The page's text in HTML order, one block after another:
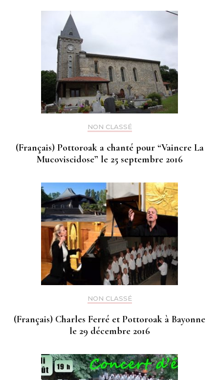
NON CLASSÉ
(Français) Pottoroak a chanté pour “Vaincre La
Mucoviscidose” le 25 septembre 2016
NON CLASSÉ
(Français) Charles Ferré et Pottoroak à Bayonne
le 29 décembre 2016